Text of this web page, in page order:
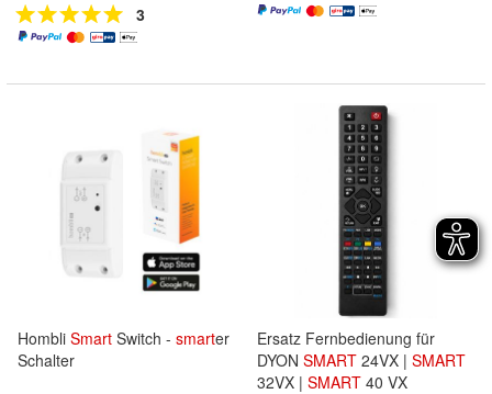
3
Hombli Smart Switch - smarter
Schalter
Ersatz Fernbedienung für
DYON SMART 24VX | SMART
32VX | SMART 40 VX